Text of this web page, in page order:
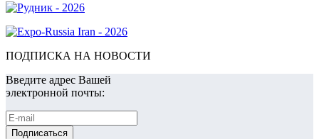
ПОДПИСКА НА НОВОСТИ
Введите адрес Вашей
электронной почты: